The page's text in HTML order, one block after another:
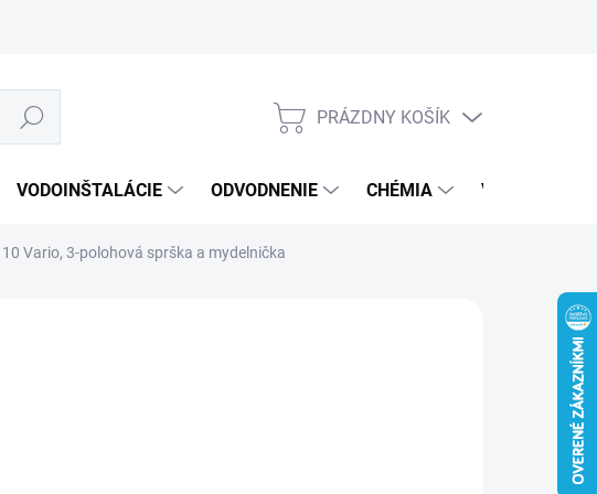
Hľadať
NÁKUPNÝ
PRÁZDNY KOŠÍK
VODOINŠTALÁCIE ODVODNENIE CHÉMIA VEREJNÝ
Vario, 3-polohová sprška a mydelnička